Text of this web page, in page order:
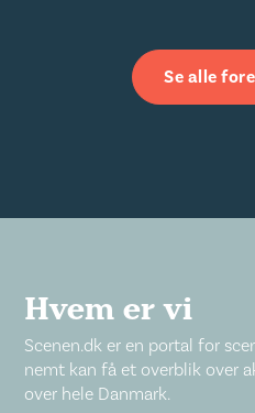
Se alle
Hvem er vi
Scenen.dk er en portal for
nemt kan få et overblik over
over hele Danmark.